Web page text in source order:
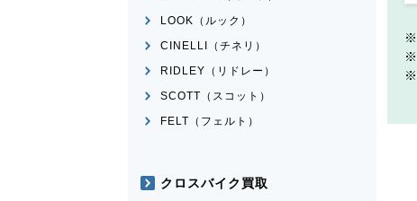
LOOK（ルック）
CINELLI（チネリ）
RIDLEY（リドレー）
SCOTT（スコット）
FELT（フェルト）
クロスバイク買取